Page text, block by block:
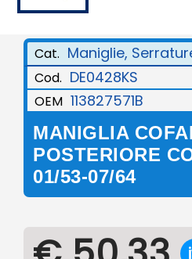
Cat. Maniglie,
Cod. DE0428KS
OEM 113827571B
MANIGLIA
POSTERIORE
01/53-07/64